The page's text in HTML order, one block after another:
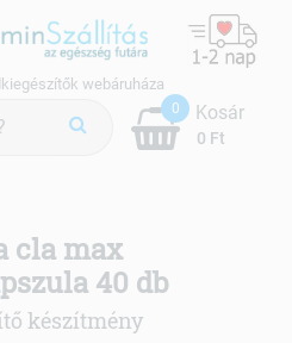
webáruháza
0
0 Ft
Kosár
cla max
40 db
készítmény